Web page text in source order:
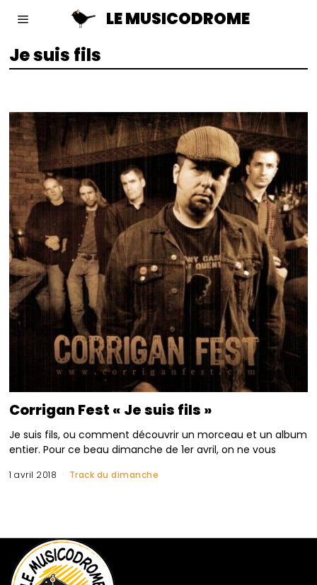
LE MUSICODROME
Je suis fils
Corrigan Fest « Je suis fils »
Je suis fils, ou comment découvrir un morceau et un album
entier. Pour ce beau dimanche de 1er avril, on ne vous
1 avril 2018 Track du dimanche